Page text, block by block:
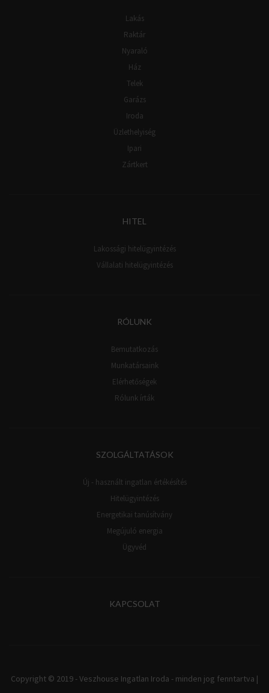
Lakás
Raktár
Nyaraló
Ház
Telek
Garázs
Iroda
Üzlethelyiség
Ipari
Zártkert
HITEL
Lakossági hitelügyintézés
Vállalati hitelügyintézés
RÓLUNK
Bemutatkozás
Munkatársaink
Elérhetőségek
Rólunk írták
SZOLGÁLTATÁSOK
Új - használt ingatlan értékésítés
Hitelügyintézés
Energetikai tanúsítvány
Megújuló energia
Ügyvéd
KAPCSOLAT
Copyright © 2019 - Veszhouse Ingatlan Iroda - minden jog fenntartva |